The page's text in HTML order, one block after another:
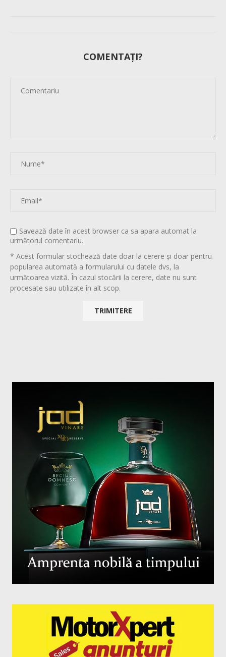
COMENTAȚI?
Savează date în acest browser ca sa apara automat la
următorul comentariu.
* Acest formular stochează date doar la cerere și doar pentru
popularea automată a formularului cu datele dvs, la
următoarea vizită. În cazul stocării la cerere, date nu sunt
procesate sau utilizate în alt scop.